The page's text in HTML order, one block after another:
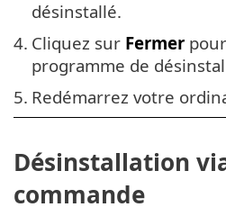
désinstallé.
4. Cliquez sur Fermer
programme de
5. Redémarrez votre
Désinstallation
commande